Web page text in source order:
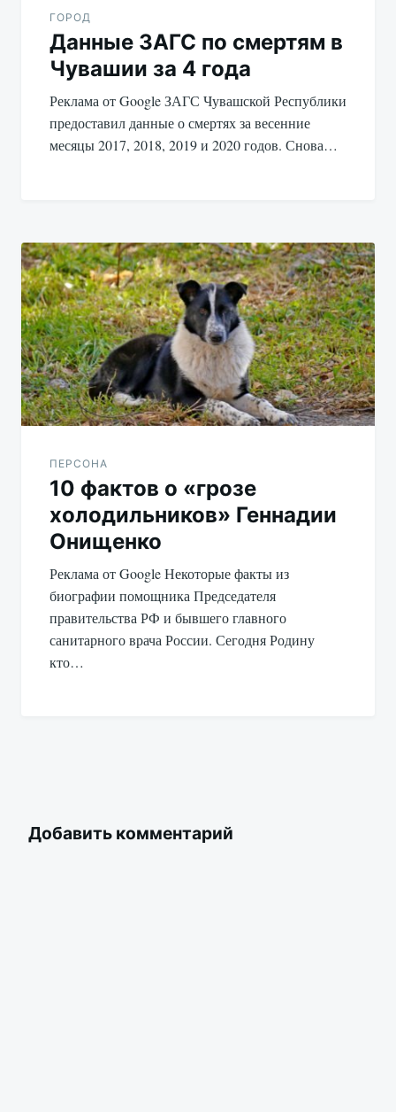
ГОРОД
Данные ЗАГС по смертям в
Чувашии за 4 года
Реклама от Google ЗАГС Чувашской Республики
предоставил данные о смертях за весенние
месяцы 2017, 2018, 2019 и 2020 годов. Снова…
ПЕРСОНА
10 фактов о «грозе
холодильников» Геннадии
Онищенко
Реклама от Google Некоторые факты из
биографии помощника Председателя
правительства РФ и бывшего главного
санитарного врача России. Сегодня Родину
кто…
Добавить комментарий